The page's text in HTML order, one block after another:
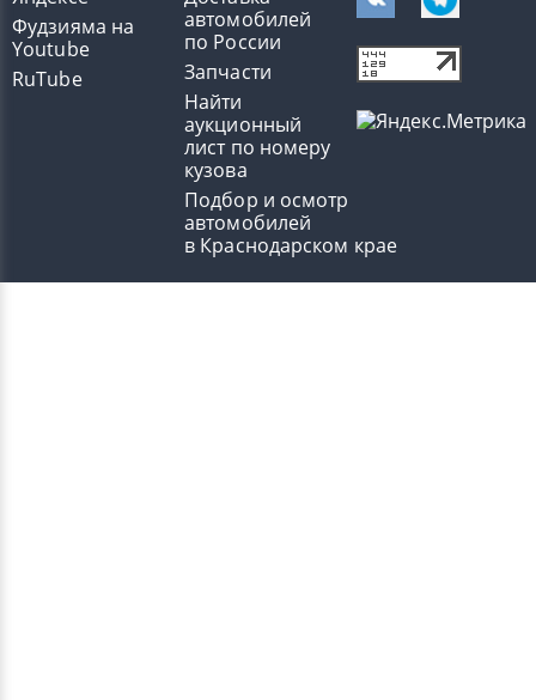
Фудзияма на
Youtube
RuTube
автомобилей
по России
Запчасти
Найти
аукционный
лист по номеру
кузова
Подбор и осмотр
автомобилей
в Краснодарском крае